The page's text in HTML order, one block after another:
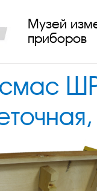
Музей
приборов